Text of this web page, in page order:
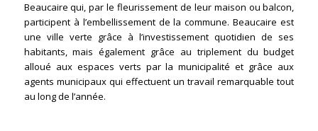
Beaucaire qui, par le fleurissement de leur maison ou balcon,
participent à l’embellissement de la commune. Beaucaire est
une ville verte grâce à l’investissement quotidien de ses
habitants, mais également grâce au triplement du budget
alloué aux espaces verts par la municipalité et grâce aux
agents municipaux qui effectuent un travail remarquable tout
au long de l’année.